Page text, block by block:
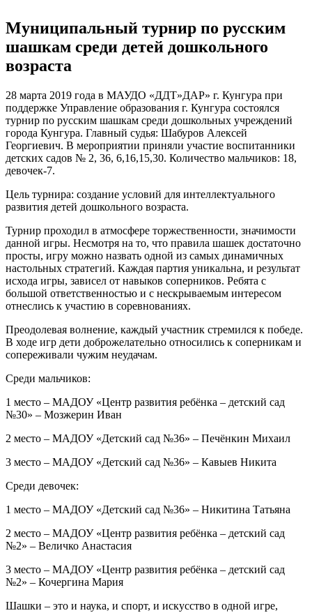
Муниципальный турнир по русским
шашкам среди детей дошкольного
возраста
28 марта 2019 года в МАУДО «ДДТ»ДАР» г. Кунгура при
поддержке Управление образования г. Кунгура состоялся
турнир по русским шашкам среди дошкольных учреждений
города Кунгура. Главный судья: Шабуров Алексей
Георгиевич. В мероприятии приняли участие воспитанники
детских садов № 2, 36, 6,16,15,30. Количество мальчиков: 18,
девочек-7.
Цель турнира: создание условий для интеллектуального
развития детей дошкольного возраста.
Турнир проходил в атмосфере торжественности, значимости
данной игры. Несмотря на то, что правила шашек достаточно
просты, игру можно назвать одной из самых динамичных
настольных стратегий. Каждая партия уникальна, и результат
исхода игры, зависел от навыков соперников. Ребята с
большой ответственностью и с нескрываемым интересом
отнеслись к участию в соревнованиях.
Преодолевая волнение, каждый участник стремился к победе.
В ходе игр дети доброжелательно относились к соперникам и
сопереживали чужим неудачам.
Среди мальчиков:
1 место – МАДОУ «Центр развития ребёнка – детский сад
№30» – Мозжерин Иван
2 место – МАДОУ «Детский сад №36» – Печёнкин Михаил
3 место – МАДОУ «Детский сад №36» – Кавыев Никита
Среди девочек:
1 место – МАДОУ «Детский сад №36» – Никитина Татьяна
2 место – МАДОУ «Центр развития ребёнка – детский сад
№2» – Величко Анастасия
3 место – МАДОУ «Центр развития ребёнка – детский сад
№2» – Кочергина Мария
Шашки – это и наука, и спорт, и искусство в одной игре,